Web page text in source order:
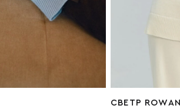
СВЕТР ROWAN